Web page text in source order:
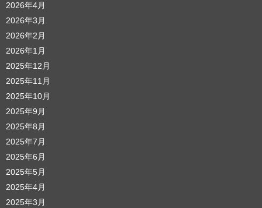
2026年4月
2026年3月
2026年2月
2026年1月
2025年12月
2025年11月
2025年10月
2025年9月
2025年8月
2025年7月
2025年6月
2025年5月
2025年4月
2025年3月